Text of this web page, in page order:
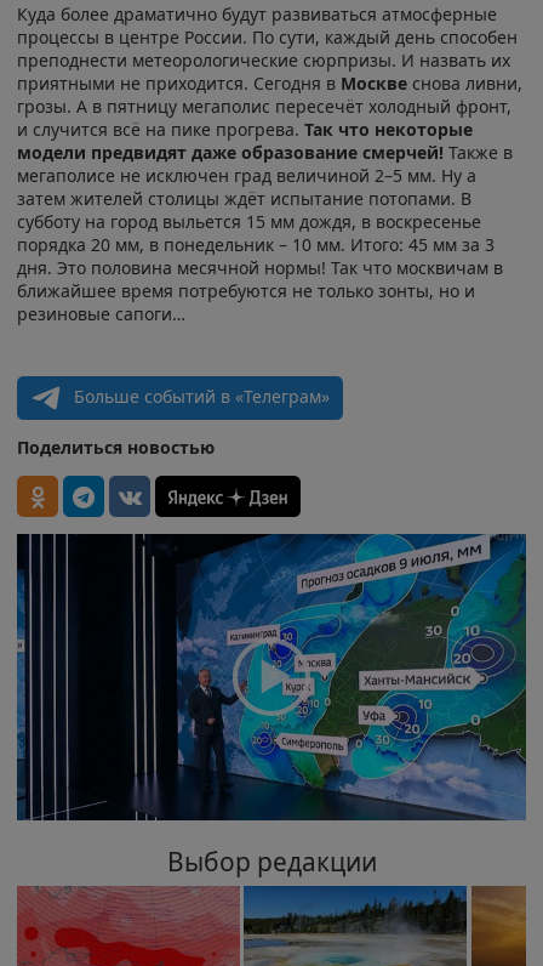
Куда более драматично будут развиваться атмосферные
процессы в центре России. По сути, каждый день способен
преподнести метеорологические сюрпризы. И назвать их
приятными не приходится. Сегодня в Москве снова ливни,
грозы. А в пятницу мегаполис пересечёт холодный фронт,
и случится всё на пике прогрева. Так что некоторые
модели предвидят даже образование смерчей! Также в
мегаполисе не исключен град величиной 2–5 мм. Ну а
затем жителей столицы ждёт испытание потопами. В
субботу на город выльется 15 мм дождя, в воскресенье
порядка 20 мм, в понедельник – 10 мм. Итого: 45 мм за 3
дня. Это половина месячной нормы! Так что москвичам в
ближайшее время потребуются не только зонты, но и
резиновые сапоги…
Больше событий в «Телеграм»
Поделиться новостью
Выбор редакции